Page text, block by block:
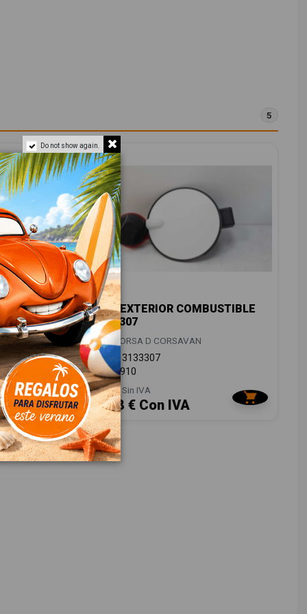
5
TAPA EXTERIOR COMBUSTIBLE
13133307
OPEL CORSA D CORSAVAN
OEM:13133307
ID:919910
18,00 € Sin IVA
21,78 € Con IVA
Do not show again.